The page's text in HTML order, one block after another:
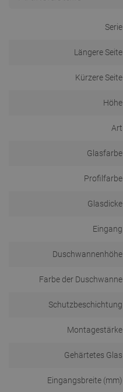
Serie
Längere Seite
Kürzere Seite
Höhe
Art
Glasfarbe
Profilfarbe
Glasdicke
Eingang
Duschwannenhöhe
Farbe der Duschwanne
Schutzbeschichtung
Montagestärke
Gehärtetes Glas
Eingangsbreite (mm)